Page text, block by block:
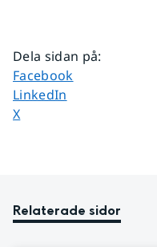
Dela sidan på:
Dela sidan på
Facebook
Dela sidan på
LinkedIn
Dela sidan på
X
Relaterade sidor